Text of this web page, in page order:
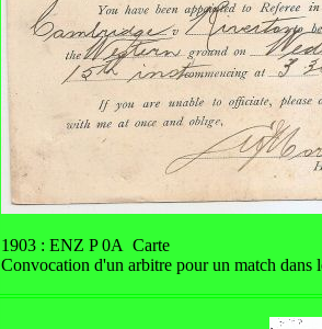
1903 : ENZ P 0A Carte
Convocation d'un arbitre pour un match dans